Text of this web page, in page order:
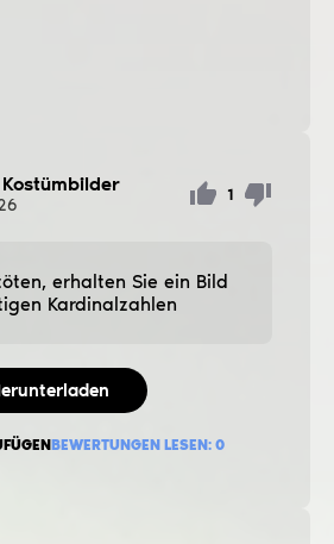
Kostümbilder 1
erhalten Sie ein Bild
Kardinalzahlen
BEWERTUNGEN LESEN: 0